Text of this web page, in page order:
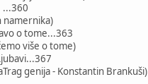
...360
namernika)
o tome...363
više o tome)
genija - Konstantin Brankuši)